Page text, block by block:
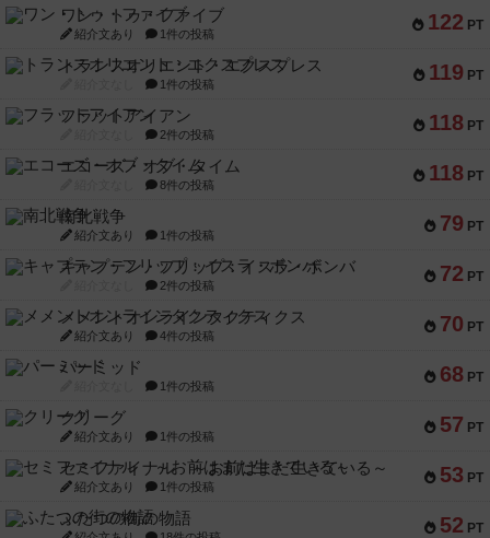
122 PT
ワン・トゥ・ファイブ
紹介文あり 1件の投稿
119 PT
トランスオリエント・エクスプレス
1件の投稿
118 PT
フラットアイアン
2件の投稿
118 PT
エコーズ・オブ・タイム
8件の投稿
79 PT
南北戦争
紹介文あり 1件の投稿
72 PT
キャプテン・フリップ：イスラ・ボンバ
2件の投稿
70 PT
メメントオンラインタクティクス
紹介文あり 4件の投稿
68 PT
パーミッド
1件の投稿
57 PT
クリーグ
紹介文あり 1件の投稿
53 PT
セミファイナル ～お前はまだ生きている～
紹介文あり 1件の投稿
52 PT
ふたつの街の物語